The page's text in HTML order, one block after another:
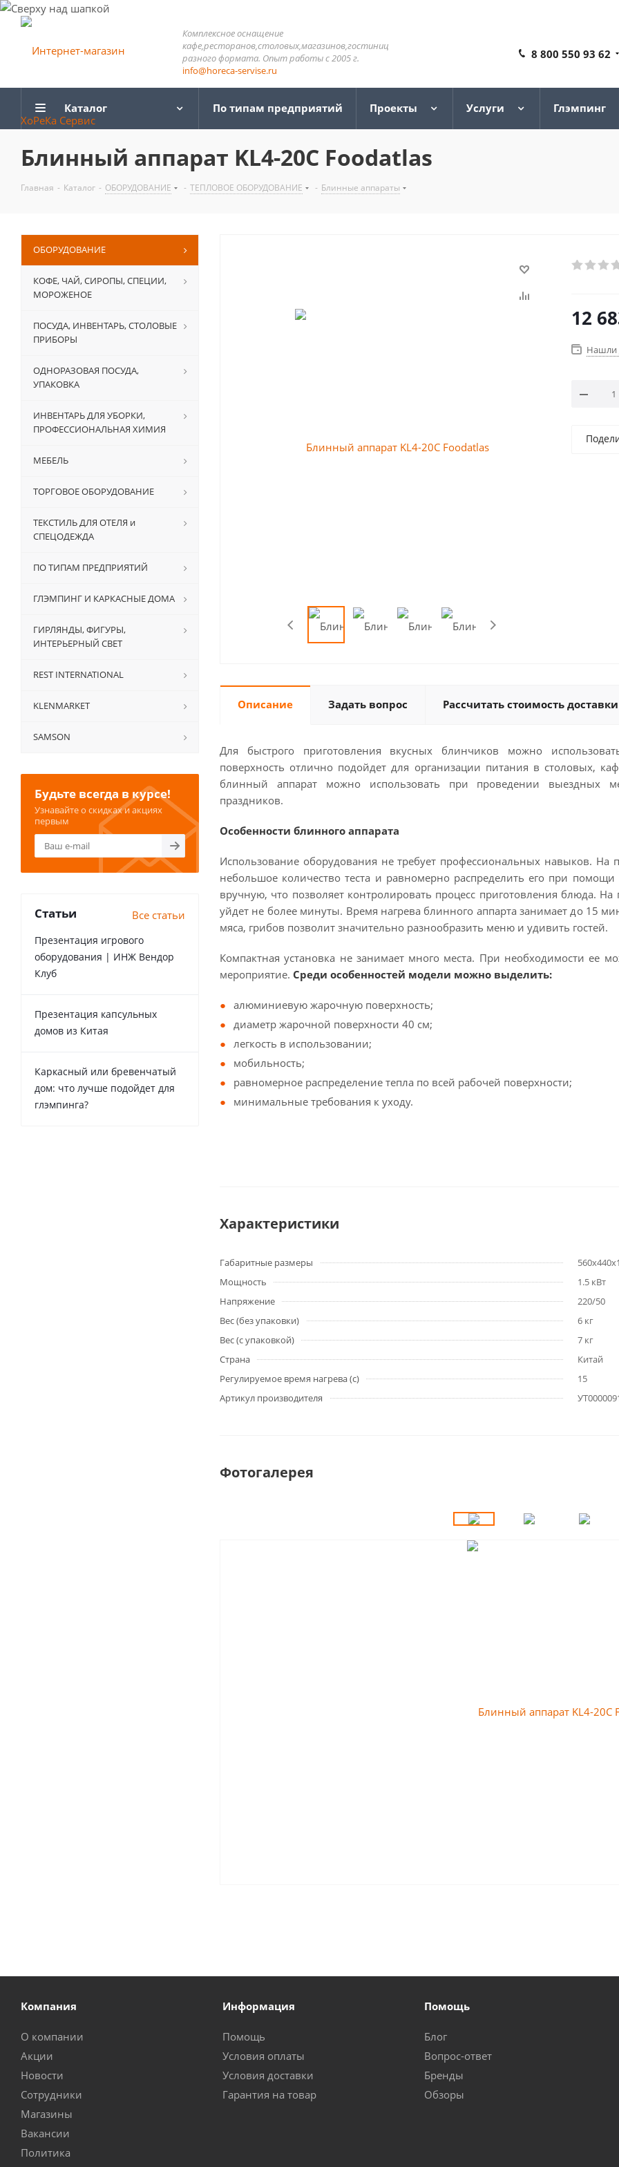
Комплексное оснащение
кафе,ресторанов,столовых,магазинов,гостиниц
разного формата. Опыт работы с 2005 г.
info@horeca-servise.ru
8 800 550 93 62
Каталог По типам предприятий Проекты Услуги Глэмпинг
Блинный аппарат KL4-20C Foodatlas
Главная - Каталог - ОБОРУДОВАНИЕ - ТЕПЛОВОЕ ОБОРУДОВАНИЕ - Блинные аппараты
12
Нашли
Описание Задать вопрос Рассчитать стоимость доставки
Для быстрого приготовления вкусных блинчиков можно
поверхность отлично подойдет для организации питания в столовых,
блинный аппарат можно использовать при проведении выездных
праздников.
Особенности блинного аппарата
Использование оборудования не требует профессиональных навыков. На
небольшое количество теста и равномерно распределить его при
вручную, что позволяет контролировать процесс приготовления блюда.
уйдет не более минуты. Время нагрева блинного аппарта занимает до 15
мяса, грибов позволит значительно разнообразить меню и удивить гостей.
Компактная установка не занимает много места. При необходимости ее
мероприятие. Среди особенностей модели можно выделить:
алюминиевую жарочную поверхность;
диаметр жарочной поверхности 40 см;
легкость в использовании;
мобильность;
равномерное распределение тепла по всей рабочей поверхности;
минимальные требования к уходу.
Характеристики
Габаритные размеры
Мощность
1.5 кВт
Напряжение
220/50
Вес (без упаковки)
6 кг
Вес (с упаковкой)
7 кг
Страна
Китай
Регулируемое время нагрева (с)
15
Артикул производителя
Фотогалерея
ОБОРУДОВАНИЕ
КОФЕ, ЧАЙ, СИРОПЫ, СПЕЦИИ,
МОРОЖЕНОЕ
ПОСУДА, ИНВЕНТАРЬ, СТОЛОВЫЕ
ПРИБОРЫ
ОДНОРАЗОВАЯ ПОСУДА,
УПАКОВКА
ИНВЕНТАРЬ ДЛЯ УБОРКИ,
ПРОФЕССИОНАЛЬНАЯ ХИМИЯ
МЕБЕЛЬ
ТОРГОВОЕ ОБОРУДОВАНИЕ
ТЕКСТИЛЬ ДЛЯ ОТЕЛЯ и
СПЕЦОДЕЖДА
ПО ТИПАМ ПРЕДПРИЯТИЙ
ГЛЭМПИНГ И КАРКАСНЫЕ ДОМА
ГИРЛЯНДЫ, ФИГУРЫ,
ИНТЕРЬЕРНЫЙ СВЕТ
REST INTERNATIONAL
KLENMARKET
SAMSON
Будьте всегда в курсе!
Узнавайте о скидках и акциях
первым
Статьи Все статьи
Презентация игрового
оборудования | ИНЖ Вендор
Клуб
Презентация капсульных
домов из Китая
Каркасный или бревенчатый
дом: что лучше подойдет для
глэмпинга?
Компания
О компании
Акции
Новости
Сотрудники
Магазины
Вакансии
Политика
Информация
Помощь
Условия оплаты
Условия доставки
Гарантия на товар
Помощь
Блог
Вопрос-ответ
Бренды
Обзоры